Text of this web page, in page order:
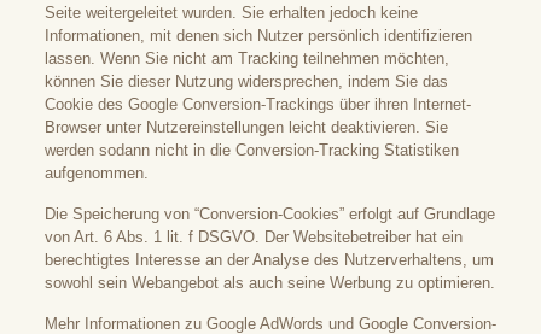
Seite weitergeleitet wurden. Sie erhalten jedoch keine
Informationen, mit denen sich Nutzer persönlich identifizieren
lassen. Wenn Sie nicht am Tracking teilnehmen möchten,
können Sie dieser Nutzung widersprechen, indem Sie das
Cookie des Google Conversion-Trackings über ihren Internet-
Browser unter Nutzereinstellungen leicht deaktivieren. Sie
werden sodann nicht in die Conversion-Tracking Statistiken
aufgenommen.
Die Speicherung von “Conversion-Cookies” erfolgt auf Grundlage
von Art. 6 Abs. 1 lit. f DSGVO. Der Websitebetreiber hat ein
berechtigtes Interesse an der Analyse des Nutzerverhaltens, um
sowohl sein Webangebot als auch seine Werbung zu optimieren.
Mehr Informationen zu Google AdWords und Google Conversion-